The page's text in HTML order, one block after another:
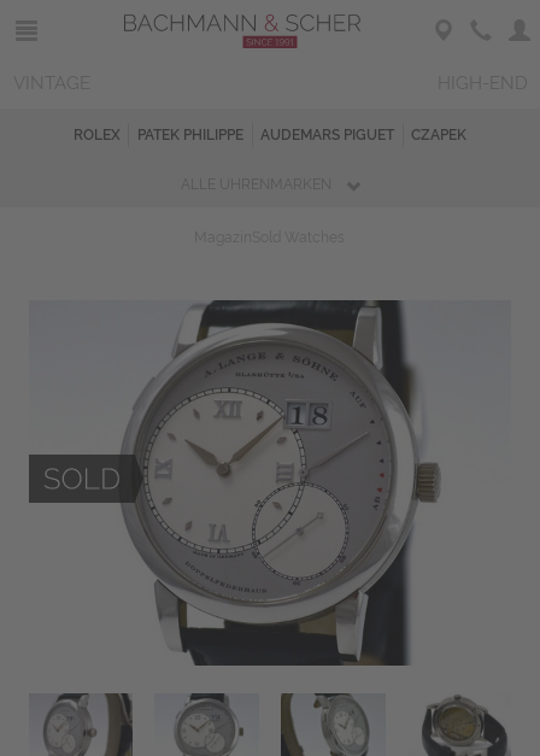
ROLEX PATEK PHILIPPE AUDEMARS PIGUET CZAPEK